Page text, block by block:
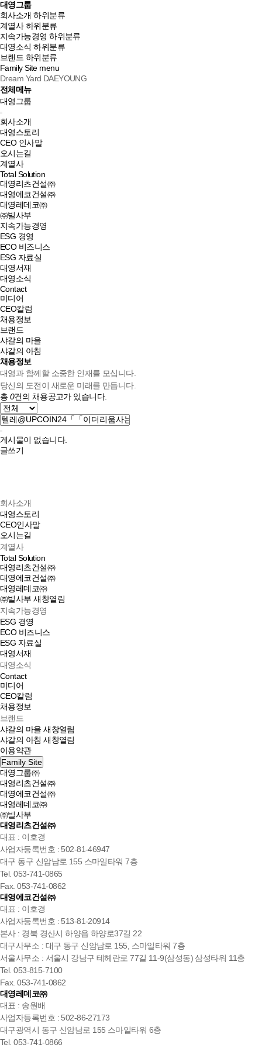
대영그룹
회사소개 하위분류
계열사 하위분류
지속가능경영 하위분류
대영소식 하위분류
브랜드 하위분류
Family Site menu
Dream Yard DAEYOUNG
전체메뉴
대영그룹
회사소개
대영스토리
CEO 인사말
오시는길
계열사
Total Solution
대영리츠건설㈜
대영에코건설㈜
대영레데코㈜
㈜빌사부
지속가능경영
ESG 경영
ECO 비즈니스
ESG 자료실
대영서재
대영소식
Contact
미디어
CEO칼럼
채용정보
브랜드
샤갈의 마을
샤갈의 아침
채용정보
대영과 함께할 소중한 인재를 모십니다.
당신의 도전이 새로운 미래를 만듭니다.
총 0건의 채용공고가 있습니다.
게시물이 없습니다.
글쓰기
회사소개
대영스토리
CEO인사말
오시는길
계열사
Total Solution
대영리츠건설㈜
대영에코건설㈜
대영레데코㈜
㈜빌사부새창열림
지속가능경영
ESG 경영
ECO 비즈니스
ESG 자료실
대영서재
대영소식
Contact
미디어
CEO칼럼
채용정보
브랜드
샤갈의 마을새창열림
샤갈의 아침새창열림
이용약관
Family Site
대영그룹㈜
대영리츠건설㈜
대영에코건설㈜
대영레데코㈜
㈜빌사부
대영리츠건설㈜
대표 : 이호경
사업자등록번호 : 502-81-46947
대구 동구 신암남로 155 스마일타워 7층
Tel. 053-741-0865
Fax. 053-741-0862
대영에코건설㈜
대표 : 이호경
사업자등록번호 : 513-81-20914
본사 : 경북 경산시 하양읍 하양로37길 22
대구사무소 : 대구 동구 신암남로 155, 스마일타워 7층
서울사무소 : 서울시 강남구 테헤란로 77길 11-9(삼성동) 삼성타워 11층
Tel. 053-815-7100
Fax. 053-741-0862
대영레데코㈜
대표 : 송원배
사업자등록번호 : 502-86-27173
대구광역시 동구 신암남로 155 스마일타워 6층
Tel. 053-741-0866